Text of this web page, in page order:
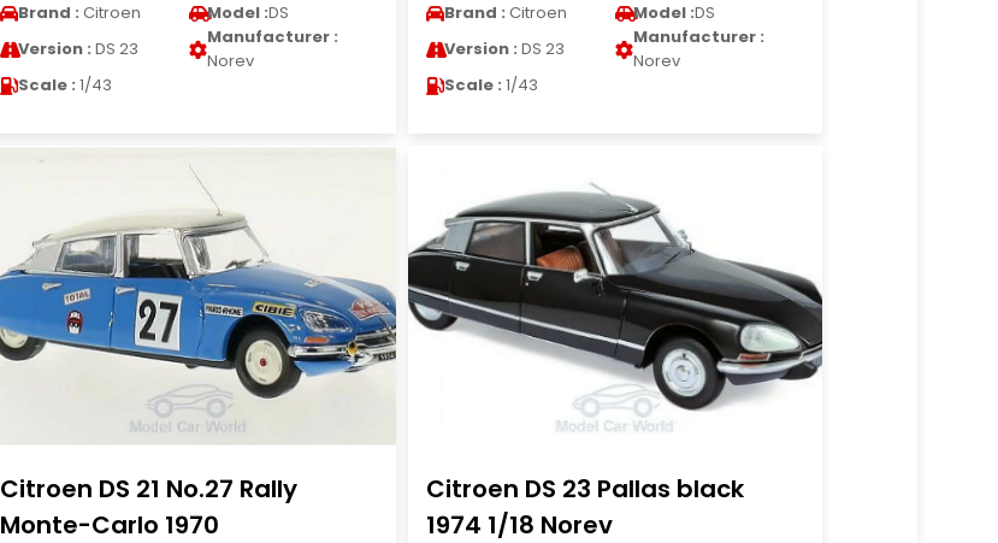
Brand : Citroen Model :DS
Version : DS 23
Manufacturer :
Norev
Scale : 1/43
Brand : Citroen Model :DS
Version : DS 23
Manufacturer :
Norev
Scale : 1/43
Citroen DS 21 No.27 Rally
Monte-Carlo 1970
Citroen DS 23 Pallas black
1974 1/18 Norev